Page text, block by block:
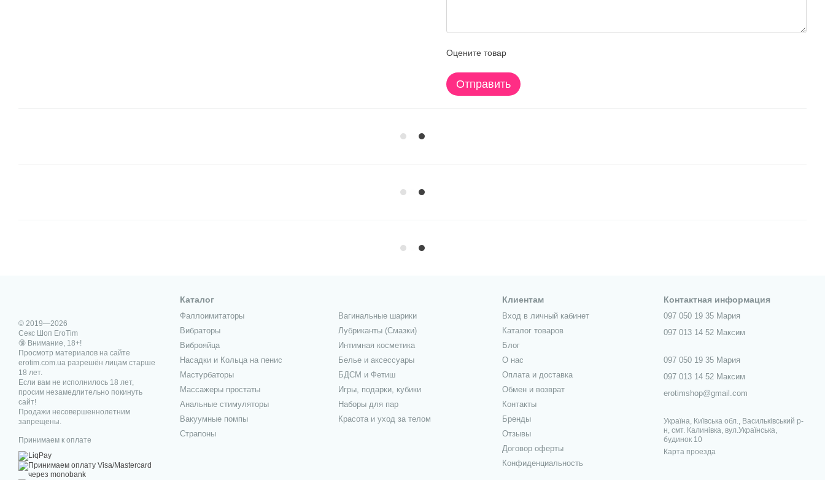
Оцените товар
Отправить
© 2019—2026
Секс Шоп EroTim
🔞 Внимание, 18+!
Просмотр материалов на сайте
erotim.com.ua разрешён лицам старше
18 лет.
Если вам не исполнилось 18 лет,
просим незамедлительно покинуть
сайт!
Продажи несовершеннолетним
запрещены.
Принимаем к оплате
Каталог
Фаллоимитаторы
Вибраторы
Виброяйца
Насадки и Кольца на пенис
Мастурбаторы
Массажеры простаты
Анальные стимуляторы
Вакуумные помпы
Страпоны
Вагинальные шарики
Лубриканты (Смазки)
Интимная косметика
Белье и аксессуары
БДСМ и Фетиш
Игры, подарки, кубики
Наборы для пар
Красота и уход за телом
Клиентам
Вход в личный кабинет
Каталог товаров
Блог
О нас
Оплата и доставка
Обмен и возврат
Контакты
Бренды
Отзывы
Договор оферты
Конфиденциальность
Контактная информация
097 050 19 35 Мария
097 013 14 52 Максим
097 050 19 35 Мария
097 013 14 52 Максим
erotimshop@gmail.com
Україна, Київська обл., Васильківський р-
н, смт. Калинівка, вул.Українська,
будинок 10
Карта проезда